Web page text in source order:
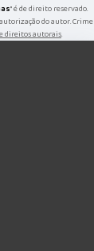
" é de direito reservado.
do autor. Crime
direitos autorais.